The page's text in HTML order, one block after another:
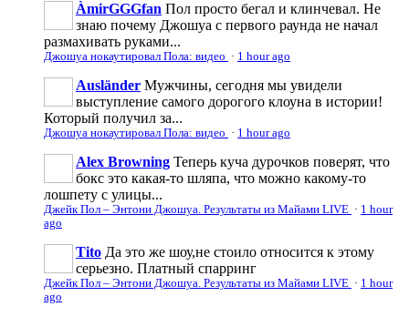
ÀmirGGGfan Пол просто бегал и клинчевал. Не
знаю почему Джошуа с первого раунда не начал
размахивать руками...
Джошуа нокаутировал Пола: видео · 1 hour ago
Ausländer Мужчины, сегодня мы увидели
выступление самого дорогого клоуна в истории!
Который получил за...
Джошуа нокаутировал Пола: видео · 1 hour ago
Alex Browning Теперь куча дурочков поверят, что
бокс это какая-то шляпа, что можно какому-то
лошпету с улицы...
Джейк Пол – Энтони Джошуа. Результаты из Майами LIVE · 1 hour
ago
Tito Да это же шоу,не стоило относится к этому
серьезно. Платный спарринг
Джейк Пол – Энтони Джошуа. Результаты из Майами LIVE · 1 hour
ago